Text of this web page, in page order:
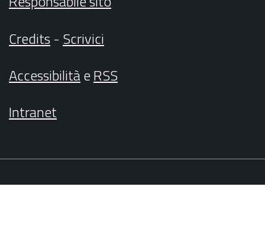
Credits- Scrivici
AccessibilitàeRSS
Intranet